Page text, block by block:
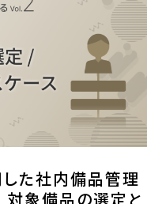
た社内備品管理
象備品の選定と